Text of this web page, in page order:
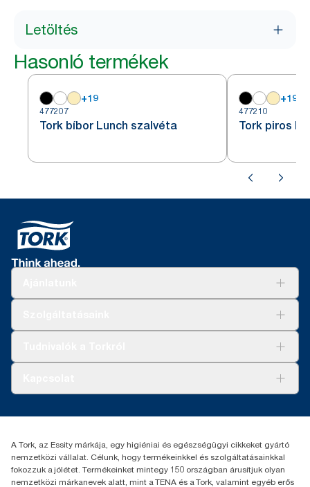
Letöltés
Hasonló termékek
+19
477207
Tork bíbor Lunch szalvéta
+19
477210
Tork piros
+36 1 392 2176
H-1021 Budapest
Budakeszi út 51.
A Tork, az Essity márkája, egy higiéniai és egészségügyi cikkeket gyártó
nemzetközi vállalat. Célunk, hogy termékeinkkel és szolgáltatásainkkal
fokozzuk a jólétet. Termékeinket mintegy 150 országban árusítjuk olyan
nemzetközi márkanevek alatt, mint a TENA és a Tork, valamint egyéb erős